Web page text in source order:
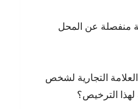
منفصلة عن المحل
التجارية لشخص
لهذا الترخيص؟